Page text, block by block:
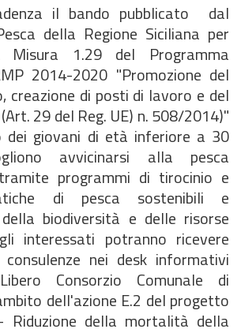
il bando pubblicato dal
della Regione Siciliana per
Misura 1.29 del Programma
2014-2020 "Promozione del
creazione di posti di lavoro e del
29 del Reg. UE) n. 508/2014)"
dei giovani di età inferiore a 30
avvicinarsi alla pesca
programmi di tirocinio e
di pesca sostenibili e
biodiversità e delle risorse
interessati potranno ricevere
nei desk informativi
Consorzio Comunale di
dell'azione E.2 del progetto
Riduzione della mortalità della